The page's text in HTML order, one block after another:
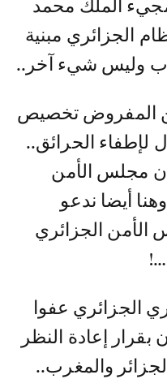
مجيء الملك محمد
الجزائري مبنية
وليس شيء آخر..
المفروض تخصيص
لإطفاء الحرائق..
مجلس الأمن
18 غشت وهنا أيضا ندعو
الجزائري
الجزائري عفوا
إعادة النظر
والمغرب..